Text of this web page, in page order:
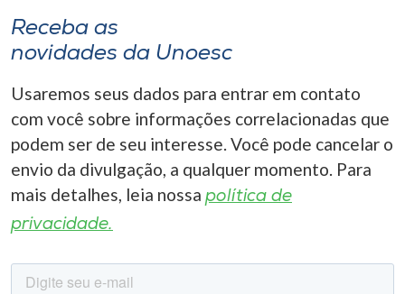
Receba as
novidades da Unoesc
Usaremos seus dados para entrar em contato
com você sobre informações correlacionadas que
podem ser de seu interesse. Você pode cancelar o
envio da divulgação, a qualquer momento. Para
mais detalhes, leia nossa política de
privacidade.